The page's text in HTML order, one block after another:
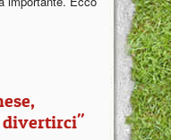
divertirci"